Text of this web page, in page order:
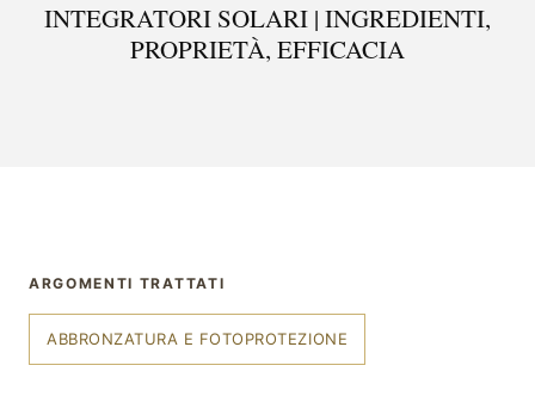
INTEGRATORI SOLARI | INGREDIENTI,
PROPRIETÀ, EFFICACIA
ARGOMENTI TRATTATI
ABBRONZATURA E FOTOPROTEZIONE